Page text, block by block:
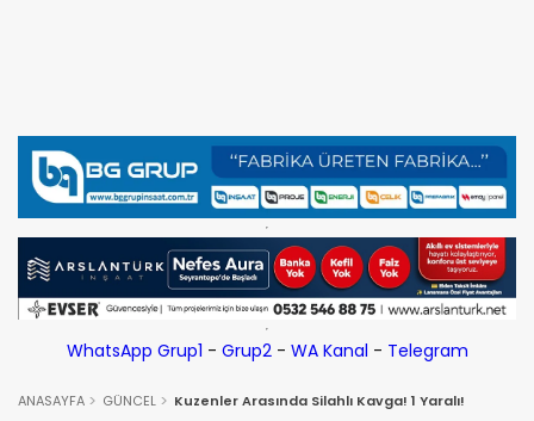
WhatsApp Grup1 - Grup2- WA Kanal - Telegram
ANASAYFA GÜNCEL Kuzenler Arasında Silahlı Kavga! 1 Yaralı!